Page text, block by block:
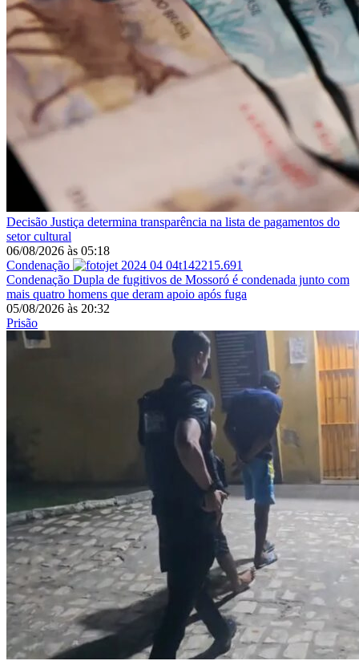
Decisão Justiça determina transparência na lista de pagamentos do
setor cultural
06/08/2026 às 05:18
Condenação
Condenação Dupla de fugitivos de Mossoró é condenada junto com
mais quatro homens que deram apoio após fuga
05/08/2026 às 20:32
Prisão